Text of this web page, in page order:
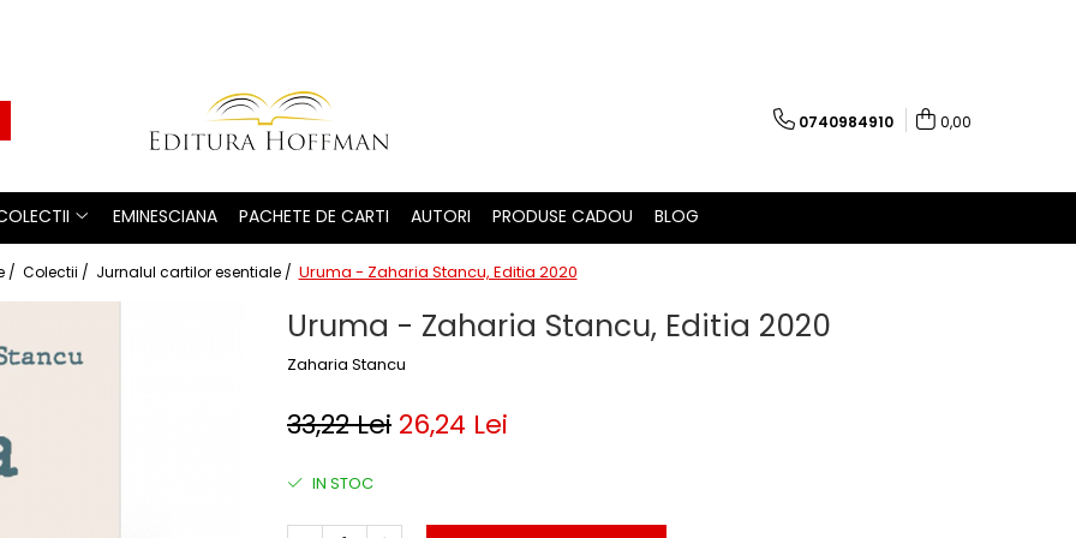
0740984910 0,00
EMINESCIANA PACHETE DE CARTI AUTORI PRODUSE CADOU BLOG
/ Colectii / Jurnalul cartilor esentiale / Uruma - Zaharia Stancu, Editia 2020
Uruma - Zaharia Stancu, Editia 2020
Zaharia Stancu
33,22 Lei 26,24 Lei
IN STOC